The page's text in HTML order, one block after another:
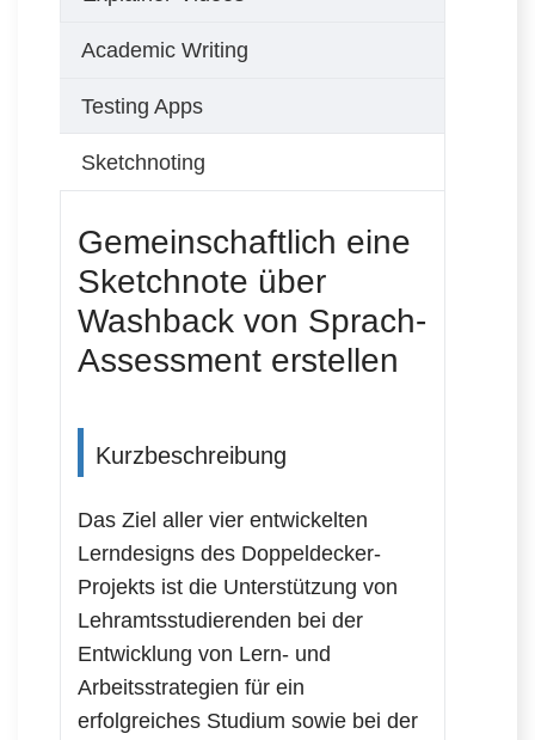
Academic Writing
Testing Apps
Sketchnoting
Gemeinschaftlich eine
Sketchnote über
Washback von Sprach-
Assessment erstellen
Kurzbeschreibung
Das Ziel aller vier entwickelten
Lerndesigns des Doppeldecker-
Projekts ist die Unterstützung von
Lehramtsstudierenden bei der
Entwicklung von Lern- und
Arbeitsstrategien für ein
erfolgreiches Studium sowie bei der